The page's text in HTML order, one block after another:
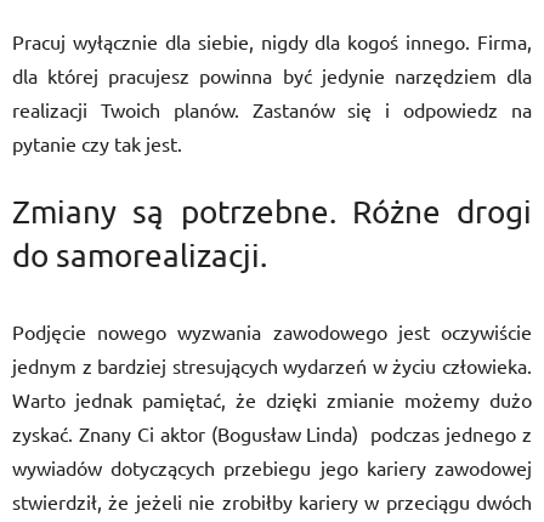
Pracuj wyłącznie dla siebie, nigdy dla kogoś innego. Firma,
dla której pracujesz powinna być jedynie narzędziem dla
realizacji Twoich planów. Zastanów się i odpowiedz na
pytanie czy tak jest.
Zmiany są potrzebne. Różne drogi
do samorealizacji.
Podjęcie nowego wyzwania zawodowego jest oczywiście
jednym z bardziej stresujących wydarzeń w życiu człowieka.
Warto jednak pamiętać, że dzięki zmianie możemy dużo
zyskać. Znany Ci aktor (Bogusław Linda) podczas jednego z
wywiadów dotyczących przebiegu jego kariery zawodowej
stwierdził, że jeżeli nie zrobiłby kariery w przeciągu dwóch